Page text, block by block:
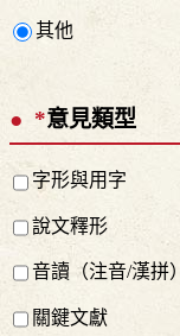
其他
*意見類型
字形與用字
說文釋形
音讀（注音/漢拼）
關鍵文獻